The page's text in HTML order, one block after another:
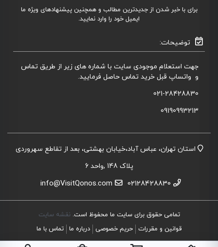
برای با خبر شدن از جدیدترین مطالب و همچنین پیشنهادهای ویژه ما
ایمیل خود را وارد نمایید.
توضیحات:
جهت استعلام موجودی سایت با شماره های زیر از طریق تماس
و واتساپ قبل خرید تماس حاصل فرمایید.
021-28428830
09190993213
استان تهران، عباس آباد،خیابان بهشتی، بعد از تقاطع سهروردی
پلاک 148 ,واحد 6
02128428830
info@VisitQonos.com
تمامی حقوق برای سایت ما محفوظ است. نقشه سایت
قوانین و مقررات
حریم خصوصی درباره ما تماس با ما